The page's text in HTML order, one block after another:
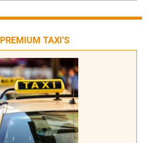
PREMIUM TAXI'S